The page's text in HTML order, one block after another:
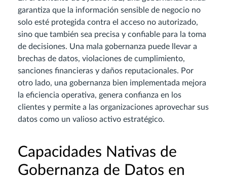
garantiza que la información sensible de negocio no
solo esté protegida contra el acceso no autorizado,
sino que también sea precisa y confiable para la toma
de decisiones. Una mala gobernanza puede llevar a
brechas de datos, violaciones de cumplimiento,
sanciones financieras y daños reputacionales. Por
otro lado, una gobernanza bien implementada mejora
la eficiencia operativa, genera confianza en los
clientes y permite a las organizaciones aprovechar sus
datos como un valioso activo estratégico.
Capacidades Nativas de
Gobernanza de Datos en